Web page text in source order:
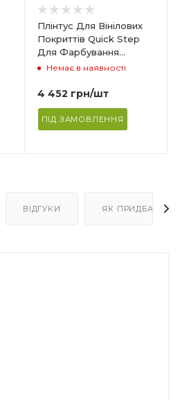
Плінтус Для Вінілових
Покриттів Quick Step
Для Фарбування
Гнучкий ПВХ
Немає в наявності
4 452 грн/шт
ПІД ЗАМОВЛЕННЯ
ВІДГУКИ ЯК ПРИДБАТИ